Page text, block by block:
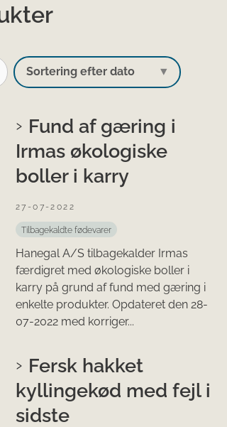
Fund af gæring i
Irmas økologiske
boller i karry
27-07-2022
Tilbagekaldte fødevarer
Hanegal A/S tilbagekalder Irmas
færdigret med økologiske boller i
karry på grund af fund med gæring i
enkelte produkter. Opdateret den 28-
07-2022 med korriger...
Fersk hakket
kyllingekød med fejl i
sidste